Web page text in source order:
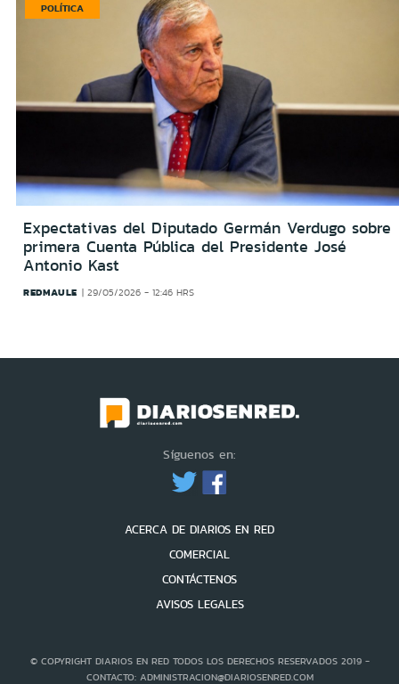
POLÍTICA
Expectativas del Diputado Germán Verdugo sobre
primera Cuenta Pública del Presidente José
Antonio Kast
REDMAULE 29/05/2026 - 12:46 HRS
Síguenos en:
ACERCA DE DIARIOS EN RED
COMERCIAL
CONTÁCTENOS
AVISOS LEGALES
© COPYRIGHT DIARIOS EN RED TODOS LOS DERECHOS RESERVADOS 2019 -
CONTACTO: ADMINISTRACION@DIARIOSENRED.COM